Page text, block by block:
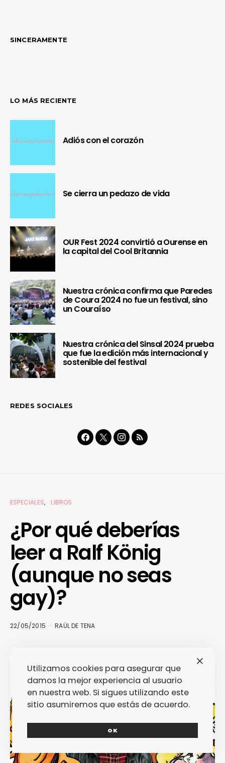
SINCERAMENTE
LO MÁS RECIENTE
Adiós con el corazón
Se cierra un pedazo de vida
OUR Fest 2024 convirtió a Ourense en
la capital del Cool Britannia
Nuestra crónica confirma que Paredes
de Coura 2024 no fue un festival, sino
un Couraíso
Nuestra crónica del Sinsal 2024 prueba
que fue la edición más internacional y
sostenible del festival
REDES SOCIALES
ESPECIALES LIBROS
¿Por qué deberías
leer a Ralf König
(aunque no seas
gay)?
22/05/2015 RAÜL DE TENA
Utilizamos cookies para asegurar que
damos la mejor experiencia al usuario
en nuestra web. Si sigues utilizando este
sitio asumiremos que estás de acuerdo.
OK